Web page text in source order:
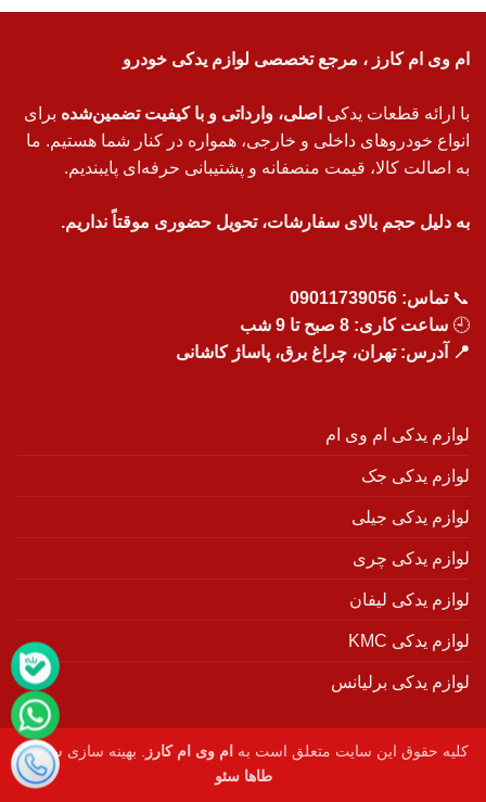
ام وی ام کارز ، مرجع تخصصی لوازم یدکی خودرو
با ارائه قطعات یدکی اصلی، وارداتی و با کیفیت تضمین‌شده برای
انواع خودروهای داخلی و خارجی، همواره در کنار شما هستیم. ما
به اصالت کالا، قیمت منصفانه و پشتیبانی حرفه‌ای پایبندیم.
به دلیل حجم بالای سفارشات، تحویل حضوری موقتاً نداریم.
📞تماس: 09011739056
🕘 ساعت کاری: 8 صبح تا 9 شب
📍 آدرس: تهران، چراغ برق، پاساژ کاشانی
لوازم یدکی ام وی ام
لوازم یدکی جک
لوازم یدکی جیلی
لوازم یدکی چری
لوازم یدکی لیفان
لوازم یدکی KMC
لوازم یدکی برلیانس
کلیه حقوق این سایت متعلق است به ام وی ام کارز
. بهینه سازی سایت :
طاها سئو